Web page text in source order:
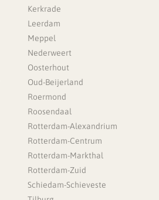
Kerkrade
Leerdam
Meppel
Nederweert
Oosterhout
Oud-Beijerland
Roermond
Roosendaal
Rotterdam-Alexandrium
Rotterdam-Centrum
Rotterdam-Markthal
Rotterdam-Zuid
Schiedam-Schieveste